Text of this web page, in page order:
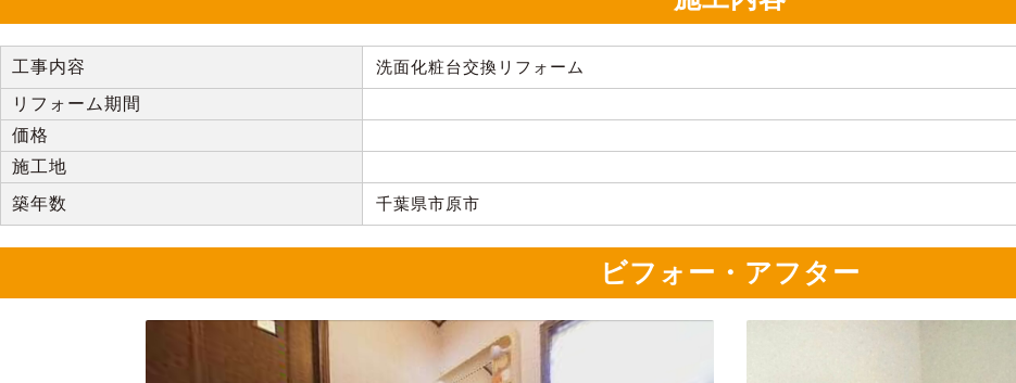
工事内容
洗面化粧台交換リフォーム
リフォーム期間
価格
施工地
築年数
千葉県市原市
ビフォー・アフター